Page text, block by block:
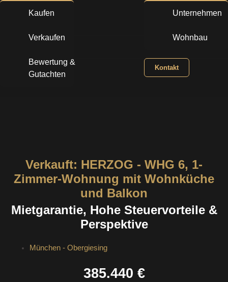
Zum
Kaufen
Verkaufen
Bewertung &
Gutachten
Unternehmen
Wohnbau
Kontakt
Verkauft: HERZOG - WHG 6, 1-
Zimmer-Wohnung mit Wohnküche
und Balkon
Mietgarantie, Hohe Steuervorteile &
Perspektive
München - Obergiesing
385.440 €